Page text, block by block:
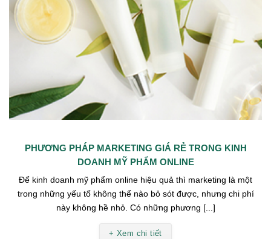
PHƯƠNG PHÁP MARKETING GIÁ RẺ TRONG KINH
DOANH MỸ PHẨM ONLINE
Để kinh doanh mỹ phẩm online hiệu quả thì marketing là một
trong những yếu tố không thể nào bỏ sót được, nhưng chi phí
này không hề nhỏ. Có những phương [...]
+ Xem chi tiết